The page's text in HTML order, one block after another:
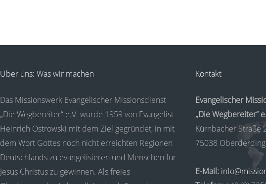
Über uns: Was wir machen
Das Missionswerk Evangelischer Missionsdienst
„Die Wegbereiter“ e.V. wurde 1959 von Evangelist
Heinrich Ostrowski mit dem Ziel gegründet, in mit
dem Wort Gottes noch nicht erreichten Regionen
Deutschlands zu evangelisieren und Menschen für
Jesus Christus zu gewinnen. Als freies
Kontakt
Evangelischer
„Die Wegbereiter“
Kürnbacher Straße
75038
E-Mail: